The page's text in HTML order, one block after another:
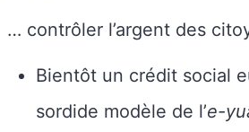
… contrôler l’argent des
Bientôt un crédit social
sordide modèle de l’e-